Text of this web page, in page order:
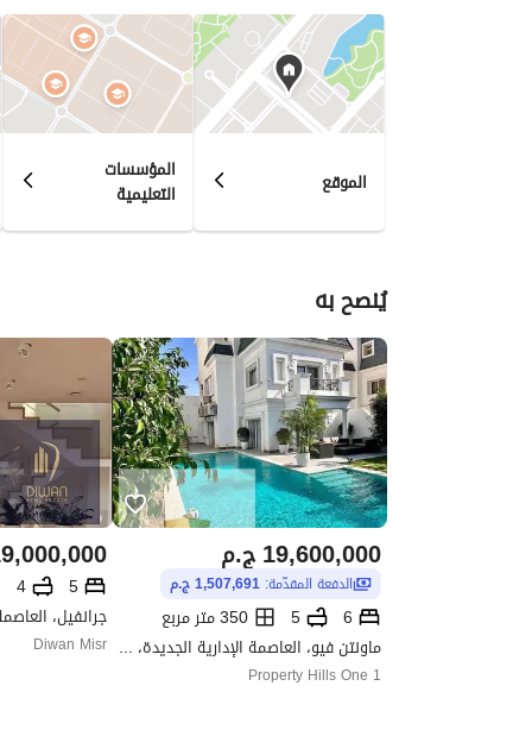
الموقع المؤسسات
التعليمية
يُنصح به
ج.م19,600,000
الدفعة المقدّمة: 1,507,691 ج.م
6
5
350 متر مربع
ماونتن فيو، العاصمة الإدارية الجديدة، القاهرة
Property Hills One 1
5
4
Diwan Misr